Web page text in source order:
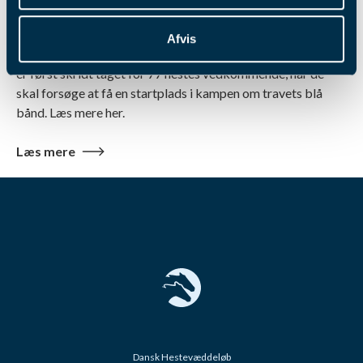
Afvis
Derby 2026
er først skridt taget for 77 hestes vedkommende, når de
skal forsøge at få en startplads i kampen om travets blå
bånd. Læs mere her.
Læs mere
Dansk Hestevæddeløb